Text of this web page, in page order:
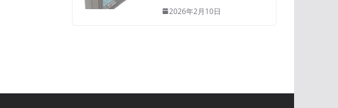
2026年2月10日